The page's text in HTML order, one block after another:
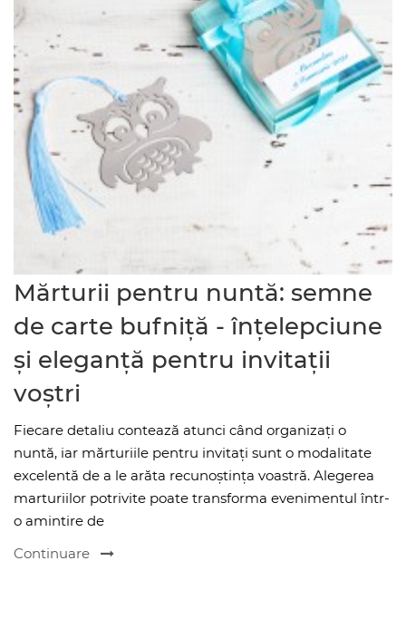
Mărturii pentru nuntă: semne
de carte bufniță - înțelepciune
și eleganță pentru invitații
voștri
Fiecare detaliu contează atunci când organizați o
nuntă, iar mărturiile pentru invitați sunt o modalitate
excelentă de a le arăta recunoștința voastră. Alegerea
marturiilor potrivite poate transforma evenimentul într-
o amintire de
Continuare